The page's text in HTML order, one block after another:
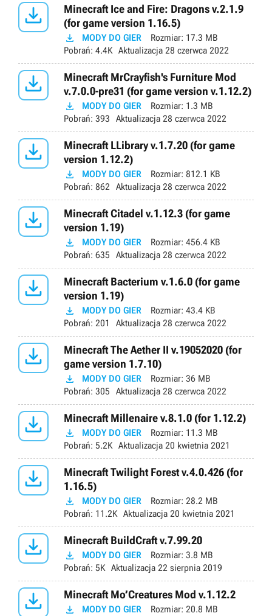

Minecraft Ice and Fire: Dragons v.2.1.9
(for game version 1.16.5)
 MODY DO GIER Rozmiar: 17.3 MB
Pobrań: 4.4K Aktualizacja 28 czerwca 2022

Minecraft MrCrayfish's Furniture Mod
v.7.0.0-pre31 (for game version v.1.12.2)
 MODY DO GIER Rozmiar: 1.3 MB
Pobrań: 393 Aktualizacja 28 czerwca 2022

Minecraft LLibrary v.1.7.20 (for game
version 1.12.2)
 MODY DO GIER Rozmiar: 812.1 KB
Pobrań: 862 Aktualizacja 28 czerwca 2022

Minecraft Citadel v.1.12.3 (for game
version 1.19)
 MODY DO GIER Rozmiar: 456.4 KB
Pobrań: 635 Aktualizacja 28 czerwca 2022

Minecraft Bacterium v.1.6.0 (for game
version 1.19)
 MODY DO GIER Rozmiar: 43.4 KB
Pobrań: 201 Aktualizacja 28 czerwca 2022

Minecraft The Aether II v.19052020 (for
game version 1.7.10)
 MODY DO GIER Rozmiar: 36 MB
Pobrań: 305 Aktualizacja 28 czerwca 2022
 Minecraft Millenaire v.8.1.0 (for 1.12.2)
 MODY DO GIER Rozmiar: 11.3 MB
Pobrań: 5.2K Aktualizacja 20 kwietnia 2021

Minecraft Twilight Forest v.4.0.426 (for
1.16.5)
 MODY DO GIER Rozmiar: 28.2 MB
Pobrań: 11.2K Aktualizacja 20 kwietnia 2021
 Minecraft BuildCraft v.7.99.20
 MODY DO GIER Rozmiar: 3.8 MB
Pobrań: 5K Aktualizacja 22 sierpnia 2019
 Minecraft Mo’Creatures Mod v.1.12.2
 MODY DO GIER Rozmiar: 20.8 MB